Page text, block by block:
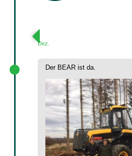
Dez.
Der BEAR ist da.